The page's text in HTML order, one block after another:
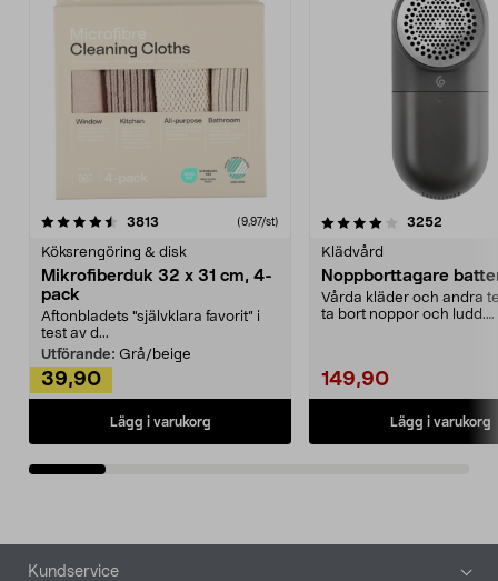
3813 (9,97/st)
Köksrengöring & disk
Mikrofiberduk 32 x 31 cm, 4-
pack
Aftonbladets "självklara favorit” i
test av d...
Utförande: Grå/beige
39,90
Lägg i varukorg
4.0av 5 stjärnor 3252
Klädvård
Noppborttagare
Vårda kläder och andra
ta bort noppor och ludd.
149,90
Lägg i varukorg
4.5av 5 stjärnor
Sidfot
Kundservice